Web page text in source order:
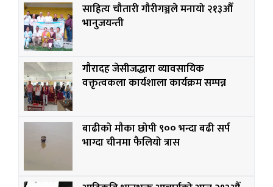
साहित्य चौतारी गौरीगञ्जले मनायो २१३औँ
भानुजयन्ती
गौरादह जेसीजद्धारा व्यावसायिक
वक्तृत्वकला कार्यशाला कार्यक्रम सम्पन्न
बाढीको मौका छोपी ९०० भन्दा बढी सर्प
भाग्दा चीनमा फैलियो त्रास